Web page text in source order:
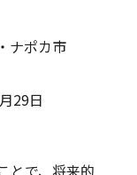
ナポカ市
29日
とで、将来的